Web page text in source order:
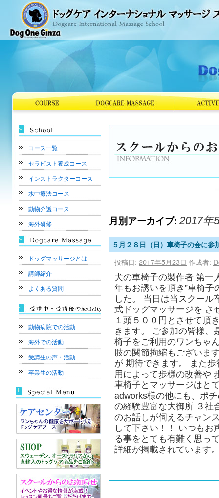
コース一覧
セラピスト養成コース
インストラクターコース
水中療法コース
動物介護コース
海外研修
ドッグマッサージとは
講師紹介
よくある質問
動物病院での活動
海外での活動
受講生の声・活動
卒業生の活動
月別アーカイブ: 2017年
５月２８日（日）車椅子の会に参
投稿日: 2017年5月23日 作成者:
犬の車椅子の製作者 第一
年もお誘いを頂き”車椅子
した。 当日は当スクール
式ドッグマッサージを さ
１頭５００円とさせて頂
きます。 ご参加の皆様、
椅子をご利用のワンちゃ
肢の関節拘縮もございま
が 期待できます。 また
用によって歩様の改善や
車椅子とマッサージはと
adworks様の他にも、ポ
の経験豊富な大御所 ３社
のお話しが伺えるチャン
して下さい！！ いつもお
る事をとても有難く思っ
詳細が掲載されています